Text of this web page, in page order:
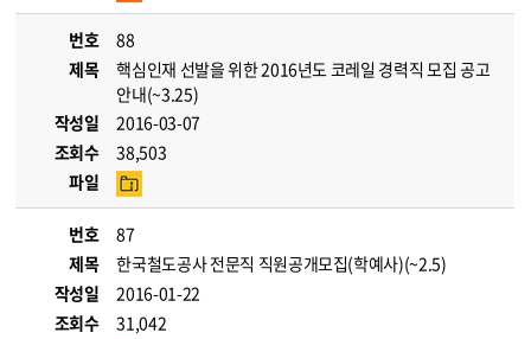
번호
88
제목
핵심인재 선발을 위한 2016년도 코레일 경력직 모집 공고
안내(~3.25)
작성일
2016-03-07
조회수
38,503
파일
번호
87
제목
한국철도공사 전문직 직원공개모집(학예사)(~2.5)
작성일
2016-01-22
조회수
31,042